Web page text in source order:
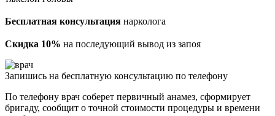
Бесплатная консультация нарколога
Скидка 10% на последующий вывод из запоя
Запишись на бесплатную консультацию по телефону
По телефону врач соберет первичный анамез, сформирует
бригаду, сообщит о точной стоимости процедуры и времени